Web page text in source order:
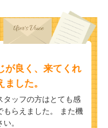
が良く、来てくれ
した。
タッフの方はとても感
もらえました。 また機
。